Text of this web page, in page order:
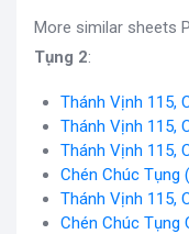
More similar sheets
Tụng 2:
Thánh Vịnh 115,
Thánh Vịnh 115,
Thánh Vịnh 115,
Chén Chúc Tụng
Thánh Vịnh 115,
Chén Chúc Tụng